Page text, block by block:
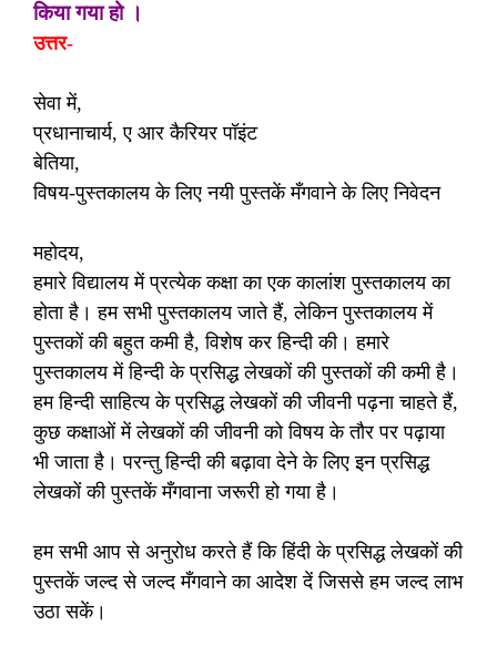
किया गया हो ।
उत्तर-
सेवा में,
प्रधानाचार्य, ए आर कैरियर पॉइंट
बेतिया,
विषय-पुस्तकालय के लिए नयी पुस्तकें मँगवाने के लिए निवेदन
महोदय,
हमारे विद्यालय में प्रत्येक कक्षा का एक कालांश पुस्तकालय का
होता है। हम सभी पुस्तकालय जाते हैं, लेकिन पुस्तकालय में
पुस्तकों की बहुत कमी है, विशेष कर हिन्दी की। हमारे
पुस्तकालय में हिन्दी के प्रसिद्ध लेखकों की पुस्तकों की कमी है।
हम हिन्दी साहित्य के प्रसिद्ध लेखकों की जीवनी पढ़ना चाहते हैं,
कुछ कक्षाओं में लेखकों की जीवनी को विषय के तौर पर पढ़ाया
भी जाता है। परन्तु हिन्दी की बढ़ावा देने के लिए इन प्रसिद्ध
लेखकों की पुस्तकें मँगवाना जरूरी हो गया है।
हम सभी आप से अनुरोध करते हैं कि हिंदी के प्रसिद्ध लेखकों की
पुस्तकें जल्द से जल्द मँगवाने का आदेश दें जिससे हम जल्द लाभ
उठा सकें।